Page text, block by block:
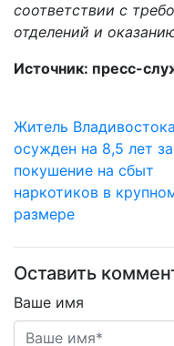
соответствии с
отделений и
Источник: пресс-
Житель Владивостока
осужден на 8,5 лет за
покушение на сбыт
наркотиков в
размере
Оставить
Ваше имя